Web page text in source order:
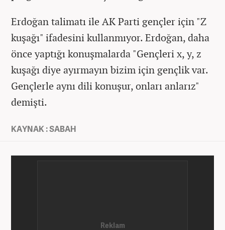
Erdoğan talimatı ile AK Parti gençler için "Z
kuşağı" ifadesini kullanmıyor. Erdoğan, daha
önce yaptığı konuşmalarda "Gençleri x, y, z
kuşağı diye ayırmayın bizim için gençlik var.
Gençlerle aynı dili konuşur, onları anlarız"
demişti.
KAYNAK : SABAH